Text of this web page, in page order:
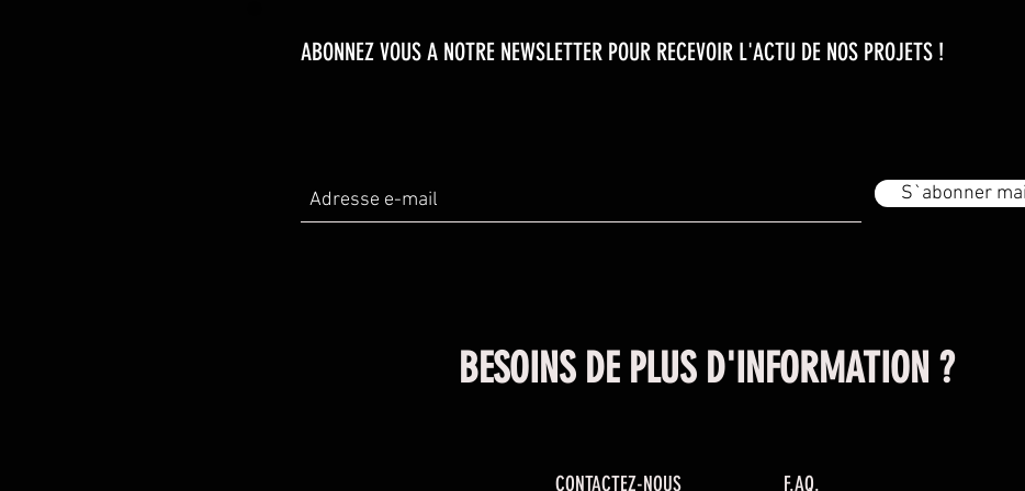
ABONNEZ VOUS A NOTRE NEWSLETTER POUR RECEVOIR L'ACTU DE NOS PROJETS !
S`abonner
BESOINS DE PLUS D'INFORMATION ?
CONTACTEZ-NOUS F.AQ.